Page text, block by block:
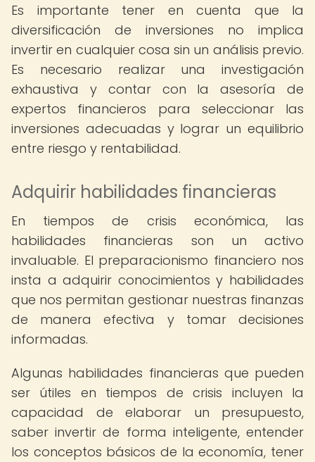
Es importante tener en cuenta que la
diversificación de inversiones no implica
invertir en cualquier cosa sin un análisis previo.
Es necesario realizar una investigación
exhaustiva y contar con la asesoría de
expertos financieros para seleccionar las
inversiones adecuadas y lograr un equilibrio
entre riesgo y rentabilidad.
Adquirir habilidades financieras
En tiempos de crisis económica, las
habilidades financieras son un activo
invaluable. El preparacionismo financiero nos
insta a adquirir conocimientos y habilidades
que nos permitan gestionar nuestras finanzas
de manera efectiva y tomar decisiones
informadas.
Algunas habilidades financieras que pueden
ser útiles en tiempos de crisis incluyen la
capacidad de elaborar un presupuesto,
saber invertir de forma inteligente, entender
los conceptos básicos de la economía, tener